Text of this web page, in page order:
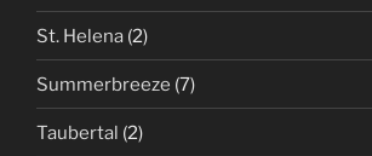
St. Helena (2)
Summerbreeze (7)
Taubertal (2)